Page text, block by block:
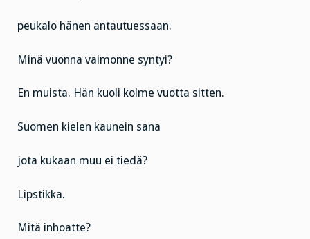
peukalo hänen antautuessaan.
Minä vuonna vaimonne syntyi?
En muista. Hän kuoli kolme vuotta sitten.
Suomen kielen kaunein sana
jota kukaan muu ei tiedä?
Lipstikka.
Mitä inhoatte?